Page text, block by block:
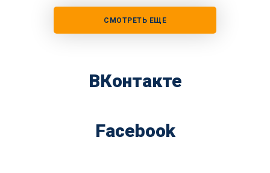
СМОТРЕТЬ ЕЩЕ
ВКонтакте
Facebook